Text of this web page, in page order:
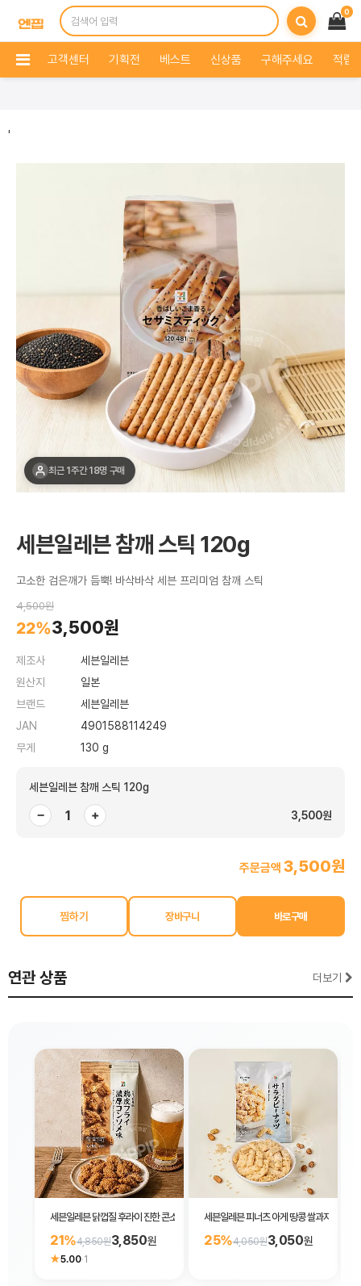
0
고객센터 기획전 베스트 신상품 구해주세요 적립
'
최근 1주간 18명 구매
세븐일레븐 참깨 스틱 120g
고소한 검은깨가 듬뿍! 바삭바삭 세븐 프리미엄 참깨 스틱
4,500원
22%3,500원
제조사
세븐일레븐
원산지
일본
브랜드
세븐일레븐
JAN
4901588114249
무게
130 g
세븐일레븐 참깨 스틱 120g
− + 3,500원
주문금액 3,500원
찜하기
연관 상품 더보기
세븐일레븐 닭껍질 후라이 진한 콘소메맛 25g
21%4,850원3,850원
★5.00·1
세븐일레븐 피너츠 아게 땅콩 쌀과자 63g
25%4,050원3,050원